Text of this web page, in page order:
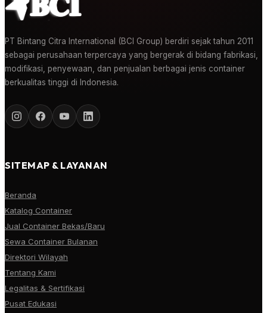
PT Bintang Citra International (BCI Group) berdiri sejak tahun 2011
sebagai perusahaan terpercaya yang bergerak di bidang fabrikasi,
modifikasi, penyewaan, dan penjualan berbagai jenis container
berkualitas tinggi di Indonesia.
SITEMAP & LAYANAN
Beranda
Katalog Container
Jual Container Bekas/Baru
Sewa Container Bulanan
Direktori Wilayah
Tentang Kami
Legalitas & Sertifikasi
Pusat Edukasi